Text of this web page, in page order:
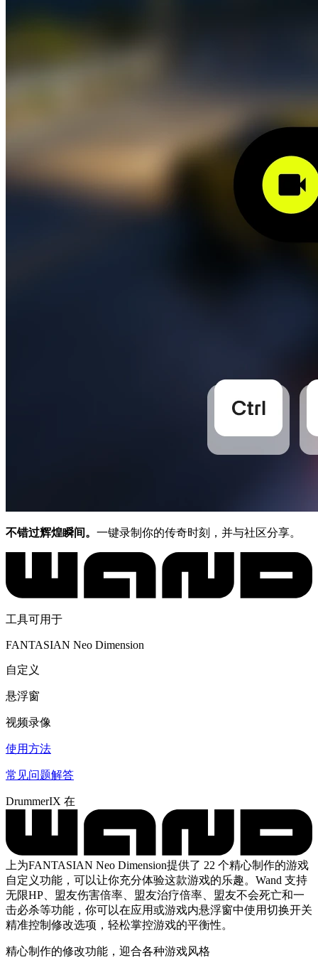
不错过辉煌瞬间。 一键录制你的传奇时刻，并与社区分享。
工具可用于
FANTASIAN Neo Dimension
自定义
悬浮窗
视频录像
使用方法
常见问题解答
DrummerIX 在
上为FANTASIAN Neo Dimension提供了 22 个精心制作的游戏
自定义功能，可以让你充分体验这款游戏的乐趣。Wand 支持
无限HP、盟友伤害倍率、盟友治疗倍率、盟友不会死亡和一
击必杀等功能，你可以在应用或游戏内悬浮窗中使用切换开关
精准控制修改选项，轻松掌控游戏的平衡性。
精心制作的修改功能，迎合各种游戏风格